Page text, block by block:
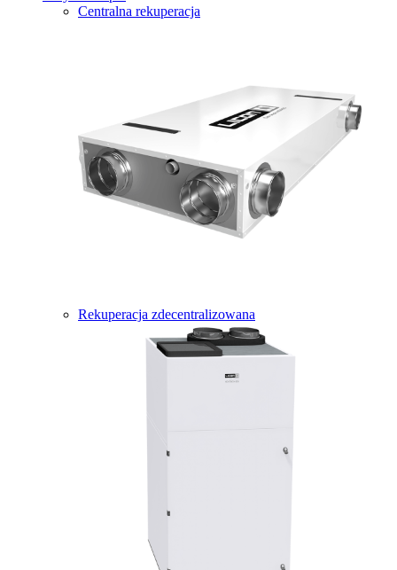
Centralna rekuperacja
Rekuperacja zdecentralizowana